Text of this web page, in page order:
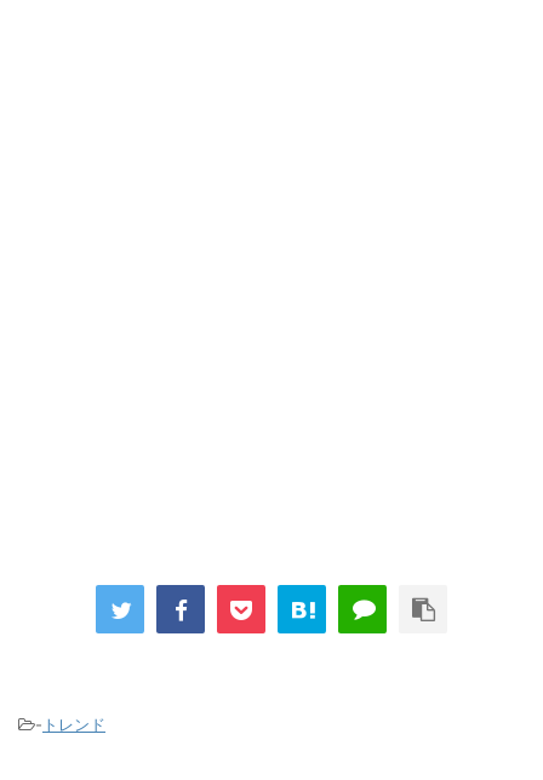
- トレンド